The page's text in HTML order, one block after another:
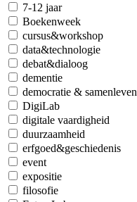
7-12 jaar
Boekenweek
cursus&workshop
data&technologie
debat&dialoog
dementie
democratie & samenleven
DigiLab
digitale vaardigheid
duurzaamheid
erfgoed&geschiedenis
event
expositie
filosofie